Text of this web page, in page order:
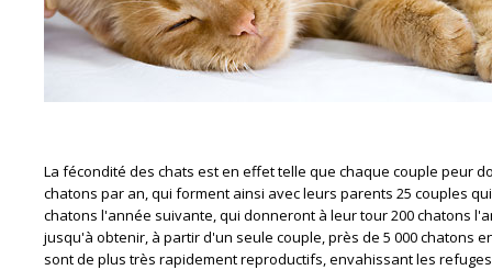
La fécondité des chats est en effet telle que chaque couple peur
chatons par an, qui forment ainsi avec leurs parents 25 couples
chatons l'année suivante, qui donneront à leur tour 200 chatons
jusqu'à obtenir, à partir d'un seule couple, près de 5 000 chatons
sont de plus très rapidement reproductifs, envahissant les